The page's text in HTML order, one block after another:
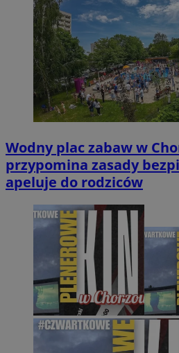
Wodny plac zabaw w
przypomina zasady
apeluje do rodziców